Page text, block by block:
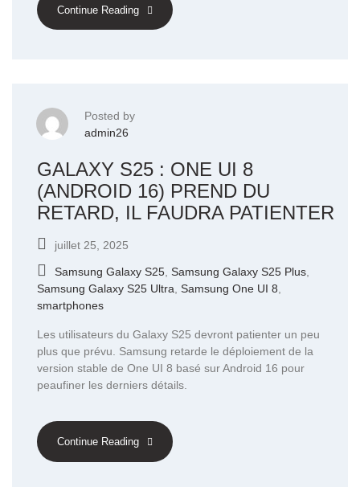
Continue Reading
Posted by
admin26
GALAXY S25 : ONE UI 8
(ANDROID 16) PREND DU
RETARD, IL FAUDRA PATIENTER
juillet 25, 2025
Samsung Galaxy S25, Samsung Galaxy S25 Plus,
Samsung Galaxy S25 Ultra, Samsung One UI 8,
smartphones
Les utilisateurs du Galaxy S25 devront patienter un peu
plus que prévu. Samsung retarde le déploiement de la
version stable de One UI 8 basé sur Android 16 pour
peaufiner les derniers détails.
Continue Reading